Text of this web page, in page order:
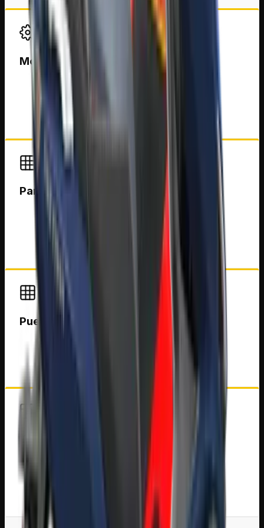
Motor 150 cc
Motor con excelente equilibrio entre potencia y
eficiencia para desplazamientos urbanos y
recorridos cotidianos.
Parlantes Bluetooth
Reproduce tu música favorita conectando tu
smartphone de forma inalámbrica para disfrutar
cada recorrido.
Puerto de carga USB
Mantén tu celular u otros dispositivos cargados
mientras te desplazas por la ciudad.
Facilita la conducción al eliminar los cambios de
marcha, ofreciendo una experiencia práctica y